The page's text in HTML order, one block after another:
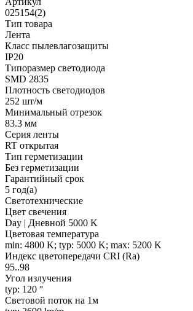
025154(2)
Тип товара
Лента
Класс пылевлагозащиты
IP20
Типоразмер светодиода
SMD 2835
Плотность светодиодов
252 шт/м
Минимальный отрезок
83.3 мм
Серия ленты
RT открытая
Тип герметизации
Без герметизации
Гарантийный срок
5 год(а)
Светотехнические
Цвет свечения
Day | Дневной 5000 K
Цветовая температура
min: 4800 K; typ: 5000 K; max: 5200 K
Индекс цветопередачи CRI (Ra)
95..98
Угол излучения
typ: 120 °
Световой поток на 1м